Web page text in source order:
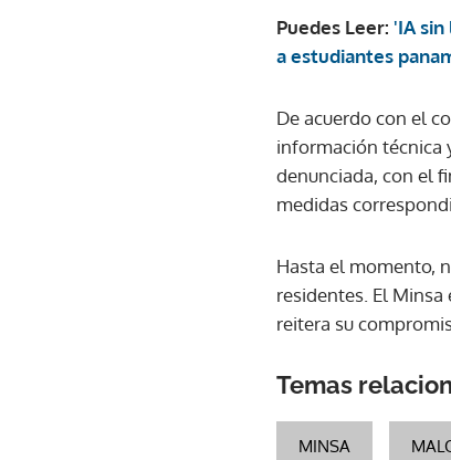
Puedes Leer: 'IA
a estudiantes
De acuerdo con el
información técnica
denunciada, con el
medidas
Hasta el momento,
residentes. El
reitera su
Temas
MINSA